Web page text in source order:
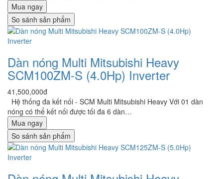
Mua ngay
So sánh sản phẩm
Dàn nóng Multi Mitsubishi Heavy
SCM100ZM-S (4.0Hp) Inverter
41,500,000đ
Hệ thống đa kết nối - SCM Multi Mitsubishi Heavy Với 01 dàn
nóng có thể kết nối được tối đa 6 dàn…
Mua ngay
So sánh sản phẩm